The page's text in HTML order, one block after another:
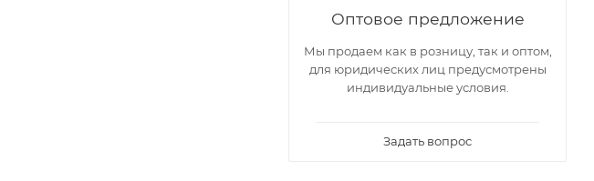
Оптовое предложение
Мы продаем как в розницу, так и оптом,
для юридических лиц предусмотрены
индивидуальные условия.
Задать вопрос